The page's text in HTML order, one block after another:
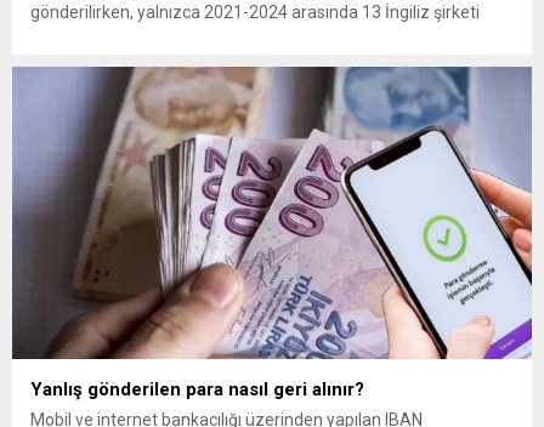
gönderilirken, yalnızca 2021-2024 arasında 13 İngiliz şirketi
edilirken çiftçiler hava, su...
Yanlış gönderilen para nasıl geri alınır?
Mobil ve internet bankacılığı üzerinden yapılan IBAN